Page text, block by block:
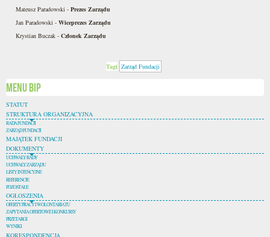
Mateusz Paradowski - Prezes Zarządu
Jan Paradowski - Wiceprezes Zarządu
Krystian Buczak - Członek Zarządu
Tagi Zarząd Fundacji
Menu BIP
STATUT
STRUKTURA ORGANIZACYJNA
RADA FUNDACJI
ZARZĄD FUNDACJI
MAJĄTEK FUNDACJI
DOKUMENTY
UCHWAŁY RADY
UCHWAŁY ZARZĄDU
LISTY INTENCYJNE
REFERENCJE
POZOSTAŁE
OGŁOSZENIA
OFERTY PRACY I WOLONTARIATU
ZAPYTANIA OFERTOWE I KONKURSY
PRZETARGI
WYNIKI
KORESPONDENCJA